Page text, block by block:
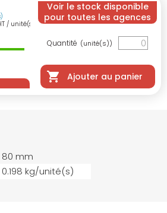
€ HT / unité(s)
Voir le stock disponible
pour toutes les agences
Quantité (unité(s))
Ajouter au panier
80 mm
0.198 kg/unité(s)